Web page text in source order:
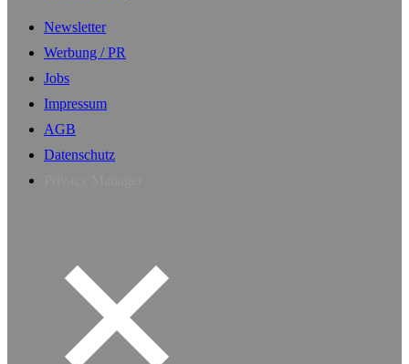
Newsletter
Werbung / PR
Jobs
Impressum
AGB
Datenschutz